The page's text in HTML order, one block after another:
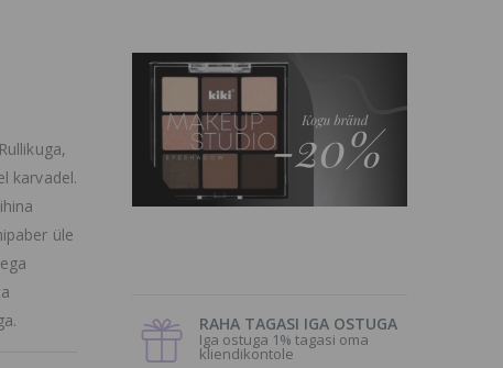
karvadel.
üle
RAHA TAGASI IGA OSTUGA
Iga ostuga 1% tagasi oma
kliendikontole